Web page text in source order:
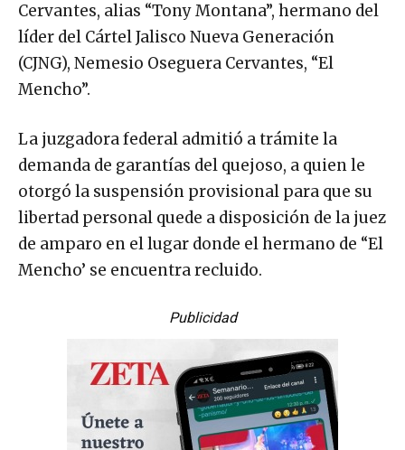
Cervantes, alias “Tony Montana”, hermano del
líder del Cártel Jalisco Nueva Generación
(CJNG), Nemesio Oseguera Cervantes, “El
Mencho”.
La juzgadora federal admitió a trámite la
demanda de garantías del quejoso, a quien le
otorgó la suspensión provisional para que su
libertad personal quede a disposición de la juez
de amparo en el lugar donde el hermano de “El
Mencho’ se encuentra recluido.
Publicidad